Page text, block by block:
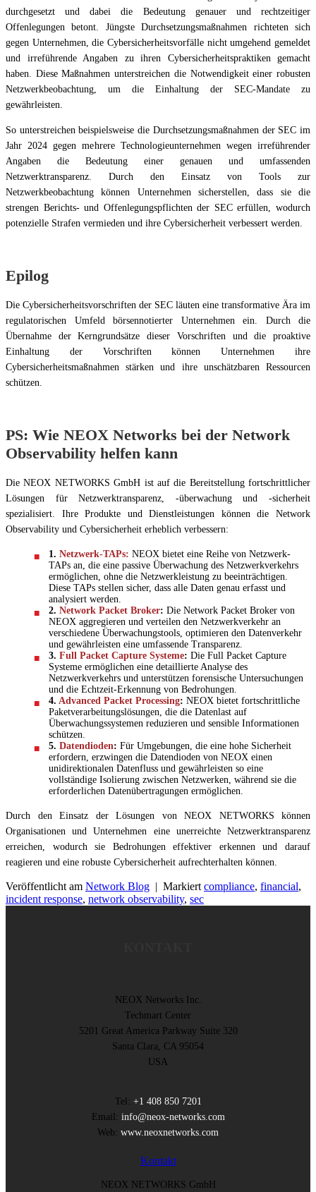
durchgesetzt und dabei die Bedeutung genauer und rechtzeitiger
Offenlegungen betont. Jüngste Durchsetzungsmaßnahmen richteten sich
gegen Unternehmen, die Cybersicherheitsvorfälle nicht umgehend gemeldet
und irreführende Angaben zu ihren Cybersicherheitspraktiken gemacht
haben. Diese Maßnahmen unterstreichen die Notwendigkeit einer robusten
Netzwerkbeobachtung, um die Einhaltung der SEC-Mandate zu
gewährleisten.
So unterstreichen beispielsweise die Durchsetzungsmaßnahmen der SEC im
Jahr 2024 gegen mehrere Technologieunternehmen wegen irreführender
Angaben die Bedeutung einer genauen und umfassenden
Netzwerktransparenz. Durch den Einsatz von Tools zur
Netzwerkbeobachtung können Unternehmen sicherstellen, dass sie die
strengen Berichts- und Offenlegungspflichten der SEC erfüllen, wodurch
potenzielle Strafen vermieden und ihre Cybersicherheit verbessert werden.
Epilog
Die Cybersicherheitsvorschriften der SEC läuten eine transformative Ära im
regulatorischen Umfeld börsennotierter Unternehmen ein. Durch die
Übernahme der Kerngrundsätze dieser Vorschriften und die proaktive
Einhaltung der Vorschriften können Unternehmen ihre
Cybersicherheitsmaßnahmen stärken und ihre unschätzbaren Ressourcen
schützen.
PS: Wie NEOX Networks bei der Network
Observability helfen kann
Die NEOX NETWORKS GmbH ist auf die Bereitstellung fortschrittlicher
Lösungen für Netzwerktransparenz, -überwachung und -sicherheit
spezialisiert. Ihre Produkte und Dienstleistungen können die Network
Observability und Cybersicherheit erheblich verbessern:
1. Netzwerk-TAPs: NEOX bietet eine Reihe von Netzwerk-
TAPs an, die eine passive Überwachung des Netzwerkverkehrs
ermöglichen, ohne die Netzwerkleistung zu beeinträchtigen.
Diese TAPs stellen sicher, dass alle Daten genau erfasst und
analysiert werden.
2. Network Packet Broker: Die Network Packet Broker von
NEOX aggregieren und verteilen den Netzwerkverkehr an
verschiedene Überwachungstools, optimieren den Datenverkehr
und gewährleisten eine umfassende Transparenz.
3. Full Packet Capture Systeme: Die Full Packet Capture
Systeme ermöglichen eine detaillierte Analyse des
Netzwerkverkehrs und unterstützen forensische Untersuchungen
und die Echtzeit-Erkennung von Bedrohungen.
4. Advanced Packet Processing: NEOX bietet fortschrittliche
Paketverarbeitungslösungen, die die Datenlast auf
Überwachungssystemen reduzieren und sensible Informationen
schützen.
5. Datendioden: Für Umgebungen, die eine hohe Sicherheit
erfordern, erzwingen die Datendioden von NEOX einen
unidirektionalen Datenfluss und gewährleisten so eine
vollständige Isolierung zwischen Netzwerken, während sie die
erforderlichen Datenübertragungen ermöglichen.
Durch den Einsatz der Lösungen von NEOX NETWORKS können
Organisationen und Unternehmen eine unerreichte Netzwerktransparenz
erreichen, wodurch sie Bedrohungen effektiver erkennen und darauf
reagieren und eine robuste Cybersicherheit aufrechterhalten können.
Veröffentlicht am Network Blog | Markiert compliance, financial,
incident response, network observability, sec
NEOX Networks Inc.
Techmart Center
5201 Great America Parkway Suite 320
Santa Clara, CA 95054
USA
Tel: +1 408 850 7201
Email: info@neox-networks.com
Web: www.neoxnetworks.com
Kontakt
NEOX NETWORKS GmbH